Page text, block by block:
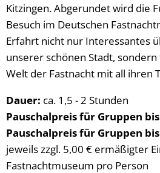
Kitzingen. Abgerundet wird die
Besuch im Deutschen
Erfahrt nicht nur Interessantes
unserer schönen Stadt,
Welt der Fastnacht mit all ihren
Dauer: ca. 1,5 - 2 Stunden
Pauschalpreis für Gruppen
Pauschalpreis für Gruppen
jeweils zzgl. 5,00 € ermäßigter
Fastnachtmuseum pro Person